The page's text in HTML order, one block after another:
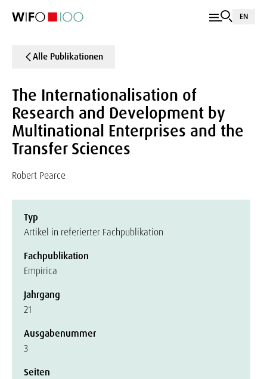
EN
Alle Publikationen
The Internationalisation of
Research and Development by
Multinational Enterprises and the
Transfer Sciences
Robert Pearce
Typ
Artikel in referierter Fachpublikation
Fachpublikation
Empirica
Jahrgang
21
Ausgabenummer
3
Seiten